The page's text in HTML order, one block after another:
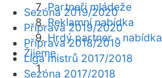
Partneři mládeže
Reklamní nabídka
Hrdý partner - nabídka
Žijeme
Sezóna 2019/2020
Příprava 2019/2020
Příprava 2018/2019
Liga mistrů 2017/2018
Sezóna 2017/2018